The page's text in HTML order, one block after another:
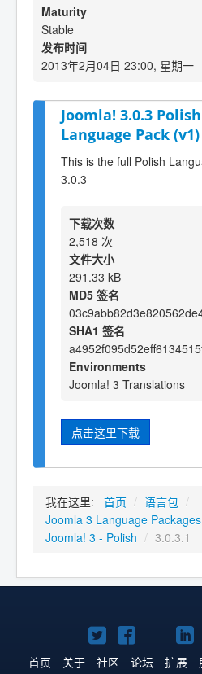
Maturity
Stable
发布时间
2013年2月04日 23:00, 星期一
Joomla! 3.0.3
Language Pack (v1)
This is the full Polish
3.0.3
下载次数
2,518 次
文件大小
291.33 kB
MD5 签名
SHA1 签名
Environments
Joomla! 3 Translations
点击这里下载
我在这里: 首页 / 语言包 /
Joomla 3 Language Packages
Joomla! 3 - Polish / 3.0.3.1
Twitter
主
Facebook
主 主
首页 关于 社区 论坛 扩展